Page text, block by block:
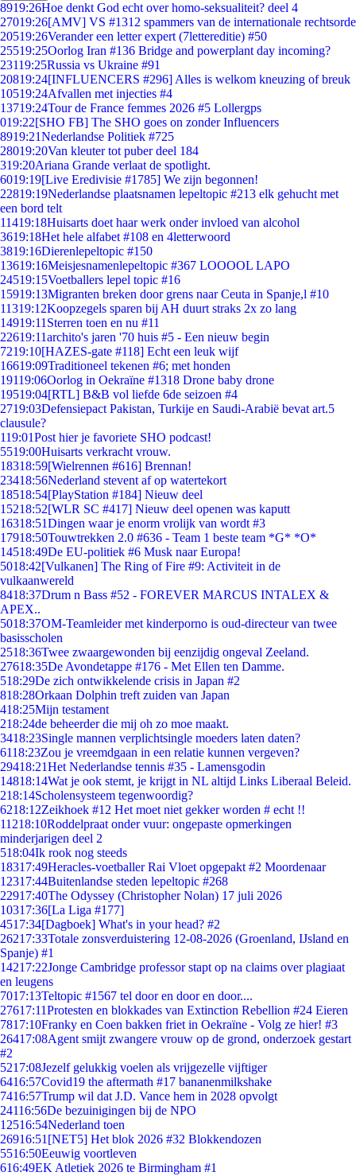
8919:26Hoe denkt God echt over homo-seksualiteit? deel 4
27019:26[AMV] VS #1312 spammers van de internationale rechtsorde
20519:26Verander een letter expert (7lettereditie) #50
25519:25Oorlog Iran #136 Bridge and powerplant day incoming?
23119:25Russia vs Ukraine #91
20819:24[INFLUENCERS #296] Alles is welkom kneuzing of breuk
10519:24Afvallen met injecties #4
13719:24Tour de France femmes 2026 #5 Lollergps
019:22[SHO FB] The SHO goes on zonder Influencers
8919:21Nederlandse Politiek #725
28019:20Van kleuter tot puber deel 184
319:20Ariana Grande verlaat de spotlight.
6019:19[Live Eredivisie #1785] We zijn begonnen!
22819:19Nederlandse plaatsnamen lepeltopic #213 elk gehucht met
een bord telt
11419:18Huisarts doet haar werk onder invloed van alcohol
3619:18Het hele alfabet #108 en 4letterwoord
3819:16Dierenlepeltopic #150
13619:16Meisjesnamenlepeltopic #367 LOOOOL LAPO
24519:15Voetballers lepel topic #16
15919:13Migranten breken door grens naar Ceuta in Spanje,l #10
11319:12Koopzegels sparen bij AH duurt straks 2x zo lang
14919:11 Sterren toen en nu #11
22619:11archito's jaren '70 huis #5 - Een nieuw begin
7219:10[HAZES-gate #118] Echt een leuk wijf
16619:09Traditioneel tekenen #6; met honden
19119:06Oorlog in Oekraïne #1318 Drone baby drone
19519:04[RTL] B&B vol liefde 6de seizoen #4
2719:03Defensiepact Pakistan, Turkije en Saudi-Arabië bevat art.5
clausule?
119:01Post hier je favoriete SHO podcast!
5519:00Huisarts verkracht vrouw.
18318:59[Wielrennen #616] Brennan!
23418:56Nederland stevent af op watertekort
18518:54[PlayStation #184] Nieuw deel
15218:52[WLR SC #417] Nieuw deel openen was kaputt
16318:51Dingen waar je enorm vrolijk van wordt #3
17918:50Touwtrekken 2.0 #636 - Team 1 beste team *G* *O*
14518:49De EU-politiek #6 Musk naar Europa!
5018:42[Vulkanen] The Ring of Fire #9: Activiteit in de
vulkaanwereld
8418:37Drum n Bass #52 - FOREVER MARCUS INTALEX &
APEX..
5018:37OM-Teamleider met kinderporno is oud-directeur van twee
basisscholen
2518:36Twee zwaargewonden bij eenzijdig ongeval Zeeland.
27618:35De Avondetappe #176 - Met Ellen ten Damme.
518:29De zich ontwikkelende crisis in Japan #2
818:28Orkaan Dolphin treft zuiden van Japan
418:25Mijn testament
218:24de beheerder die mij oh zo moe maakt.
3418:23Single mannen verplichtsingle moeders laten daten?
6118:23Zou je vreemdgaan in een relatie kunnen vergeven?
29418:21Het Nederlandse tennis #35 - Lamensgodin
14818:14Wat je ook stemt, je krijgt in NL altijd Links Liberaal Beleid.
218:14Scholensysteem tegenwoordig?
6218:12Zeikhoek #12 Het moet niet gekker worden # echt !!
11218:10Roddelpraat onder vuur: ongepaste opmerkingen
minderjarigen deel 2
518:04Ik rook nog steeds
18317:49Heracles-voetballer Rai Vloet opgepakt #2 Moordenaar
12317:44Buitenlandse steden lepeltopic #268
22917:40The Odyssey (Christopher Nolan) 17 juli 2026
10317:36[La Liga #177]
4517:34[Dagboek] What's in your head? #2
26217:33Totale zonsverduistering 12-08-2026 (Groenland, IJsland en
Spanje) #1
14217:22Jonge Cambridge professor stapt op na claims over plagiaat
en leugens
7017:13Teltopic #1567 tel door en door en door....
27617:11Protesten en blokkades van Extinction Rebellion #24 Eieren
7817:10Franky en Coen bakken friet in Oekraïne - Volg ze hier! #3
26417:08Agent smijt zwangere vrouw op de grond, onderzoek gestart
#2
5217:08Jezelf gelukkig voelen als vrijgezelle vijftiger
6416:57Covid19 the aftermath #17 bananenmilkshake
7416:57Trump wil dat J.D. Vance hem in 2028 opvolgt
24116:56De bezuinigingen bij de NPO
12516:54Nederland toen
26916:51 [NET5] Het blok 2026 #32 Blokkendozen
5516:50Eeuwig voortleven
616:49EK Atletiek 2026 te Birmingham #1